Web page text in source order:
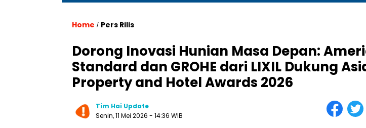
Home / Pers Rilis
Dorong Inovasi Hunian Masa Depan:
Standard dan GROHE dari LIXIL Dukung
Property and Hotel Awards 2026
Tim Hai Update
Senin, 11 Mei 2026 - 14:36 WIB